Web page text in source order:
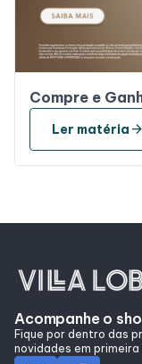
Compre e
Ler matéria arrow_forward
Acompanhe o
Fique por dentro das
novidades em primeira